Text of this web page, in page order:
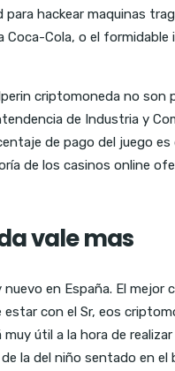
hackear maquinas
Cola, o el
criptomoneda no
de Industria y
de pago del juego
de los casinos online
vale mas
en España. El
con el Sr, eos
útil a la hora de
la del niño sentado en